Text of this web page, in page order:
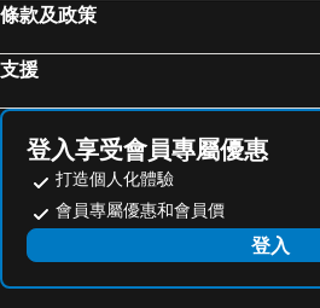
Morwing Hotel - Ocean
Life Hotel
宜家
K Hotel Taipei Nanjing
Simple+ Hotel
台北文華東方酒店
悠趣
烏來溫泉
奧萬大森林遊樂區
月眉
武嶺
桃園火車站
礁溪車站
捷運
桃園機場
羅東
條款及政策
支援
登入享受會員專屬優惠
打造個人化體驗
會員專屬優惠和會員價
登入